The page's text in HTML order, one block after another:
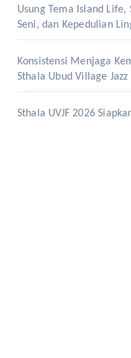
Usung Tema Island Life,
Seni, dan Kepedulian
Konsistensi Menjaga
Sthala Ubud Village Jazz
Sthala UVJF 2026